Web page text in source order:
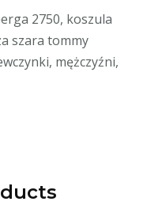
2750, koszula
szara tommy
mężczyźni,